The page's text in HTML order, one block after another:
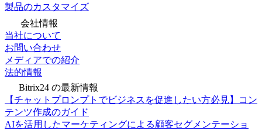
製品のカスタマイズ
会社情報
当社について
お問い合わせ
メディアでの紹介
法的情報
Bitrix24 の最新情報
【チャットプロンプトでビジネスを促進したい方必見】コン
テンツ作成のガイド
AIを活用したマーケティングによる顧客セグメンテーショ